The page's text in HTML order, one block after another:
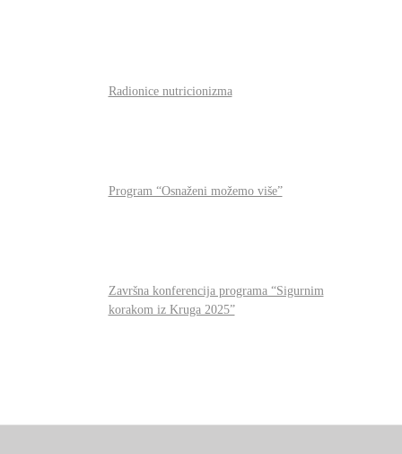
Radionice nutricionizma
Program “Osnaženi možemo više”
Završna konferencija programa “Sigurnim
korakom iz Kruga 2025”